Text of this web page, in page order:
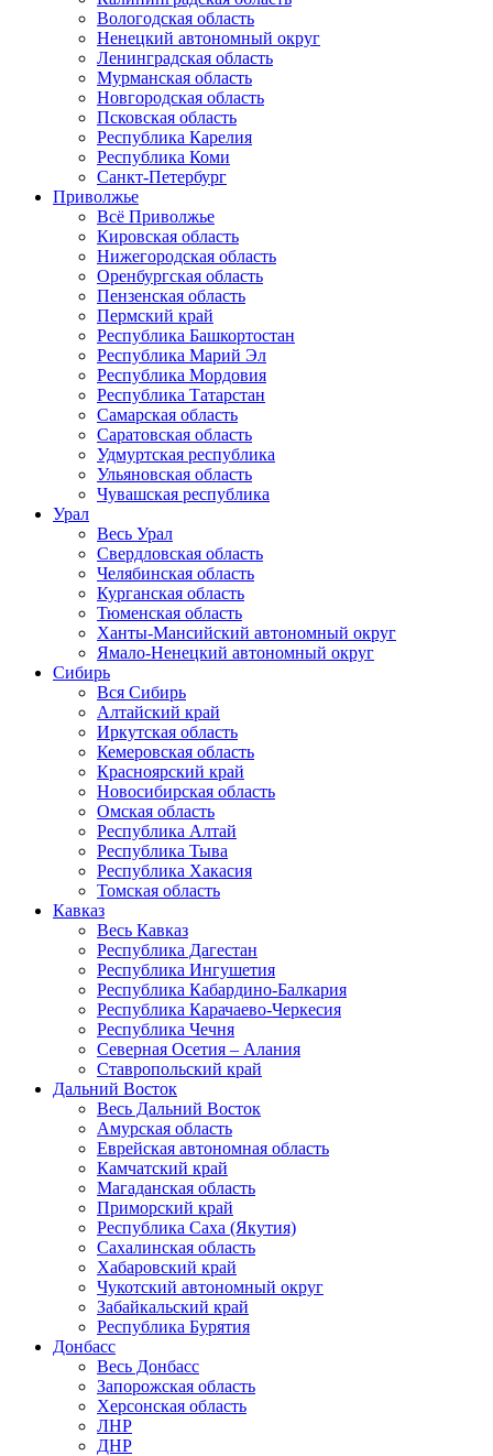
Вологодская область
Ненецкий автономный округ
Ленинградская область
Мурманская область
Новгородская область
Псковская область
Республика Карелия
Республика Коми
Санкт-Петербург
Приволжье
Всё Приволжье
Кировская область
Нижегородская область
Оренбургская область
Пензенская область
Пермский край
Республика Башкортостан
Республика Марий Эл
Республика Мордовия
Республика Татарстан
Самарская область
Саратовская область
Удмуртская республика
Ульяновская область
Чувашская республика
Урал
Весь Урал
Свердловская область
Челябинская область
Курганская область
Тюменская область
Ханты-Мансийский автономный округ
Ямало-Ненецкий автономный округ
Сибирь
Вся Сибирь
Алтайский край
Иркутская область
Кемеровская область
Красноярский край
Новосибирская область
Омская область
Республика Алтай
Республика Тыва
Республика Хакасия
Томская область
Кавказ
Весь Кавказ
Республика Дагестан
Республика Ингушетия
Республика Кабардино-Балкария
Республика Карачаево-Черкесия
Республика Чечня
Северная Осетия – Алания
Ставропольский край
Дальний Восток
Весь Дальний Восток
Амурская область
Еврейская автономная область
Камчатский край
Магаданская область
Приморский край
Республика Саха (Якутия)
Сахалинская область
Хабаровский край
Чукотский автономный округ
Забайкальский край
Республика Бурятия
Донбасс
Весь Донбасс
Запорожская область
Херсонская область
ЛНР
ДНР